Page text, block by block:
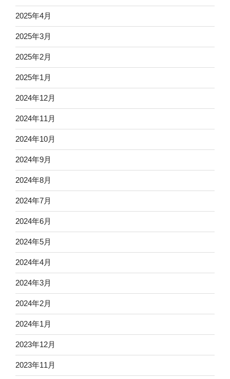
2025年4月
2025年3月
2025年2月
2025年1月
2024年12月
2024年11月
2024年10月
2024年9月
2024年8月
2024年7月
2024年6月
2024年5月
2024年4月
2024年3月
2024年2月
2024年1月
2023年12月
2023年11月